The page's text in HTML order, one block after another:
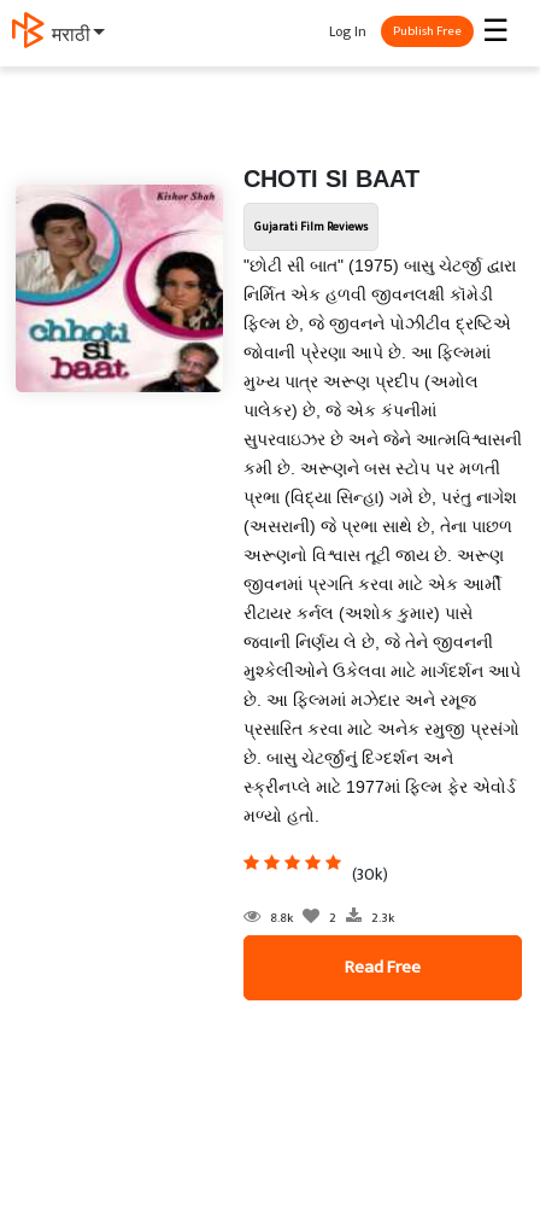
मराठी ☰
Log In Publish Free
CHOTI SI BAAT
Gujarati Film Reviews
"છોટી સી બાત" (1975) બાસુ ચેટર્જી દ્વારા
નિર્મિત એક હળવી જીવનલક્ષી કૉમેડી
ફિલ્મ છે, જે જીવનને પોઝીટીવ દ્રષ્ટિએ
જોવાની પ્રેરણા આપે છે. આ ફિલ્મમાં
મુખ્ય પાત્ર અરૂણ પ્રદીપ (અમોલ
પાલેકર) છે, જે એક કંપનીમાં
સુપરવાઇઝર છે અને જેને આત્મવિશ્વાસની
કમી છે. અરૂણને બસ સ્ટોપ પર મળતી
પ્રભા (વિદ્યા સિન્હા) ગમે છે, પરંતુ નાગેશ
(અસરાની) જે પ્રભા સાથે છે, તેના પાછળ
અરૂણનો વિશ્વાસ તૂટી જાય છે. અરૂણ
જીવનમાં પ્રગતિ કરવા માટે એક આર્મી
રીટાયર કર્નલ (અશોક કુમાર) પાસે
જવાની નિર્ણય લે છે, જે તેને જીવનની
મુશ્કેલીઓને ઉકેલવા માટે માર્ગદર્શન આપે
છે. આ ફિલ્મમાં મઝેદાર અને રમૂજ
પ્રસારિત કરવા માટે અનેક રમુજી પ્રસંગો
છે. બાસુ ચેટર્જીનું દિગ્દર્શન અને
સ્ક્રીનપ્લે માટે 1977માં ફિલ્મ ફેર એવોર્ડ
મળ્યો હતો.
(30k)
8.8k 2 2.3k
Read Free